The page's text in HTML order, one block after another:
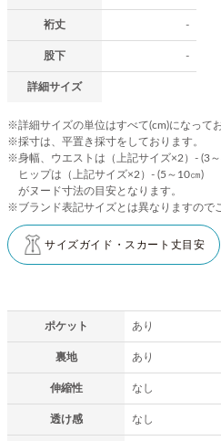
裄丈 -
股下 -
詳細サイズ
※詳細サイズの単位はすべて(cm)になって
※採寸は、平置き採寸をしております。
※身幅、ウエストは（上記サイズ×2）- (3
ヒップは（上記サイズ×2）- (5～10㎝)
がヌード寸法の目安となります。
※ブランド表記サイズとは異なりますので
サイズガイド・スカート丈目安
ポケット あり
裏地 あり
伸縮性 なし
透け感 なし